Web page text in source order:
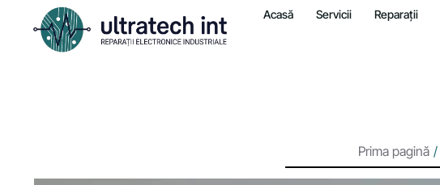
Acasă Servicii Reparații
Prima pagină /